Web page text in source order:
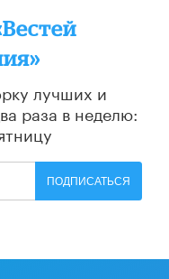
лучших и
раза в неделю:
ПОДПИСАТЬСЯ